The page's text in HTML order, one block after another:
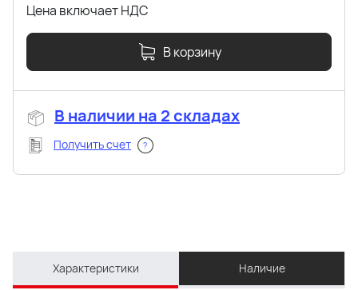
Цена включает НДС
В корзину
В наличии на 2 складах
Получить счет ?
Характеристики Наличие